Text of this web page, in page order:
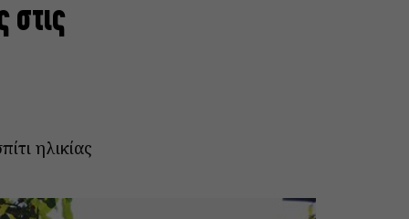
στις
ηλικίας